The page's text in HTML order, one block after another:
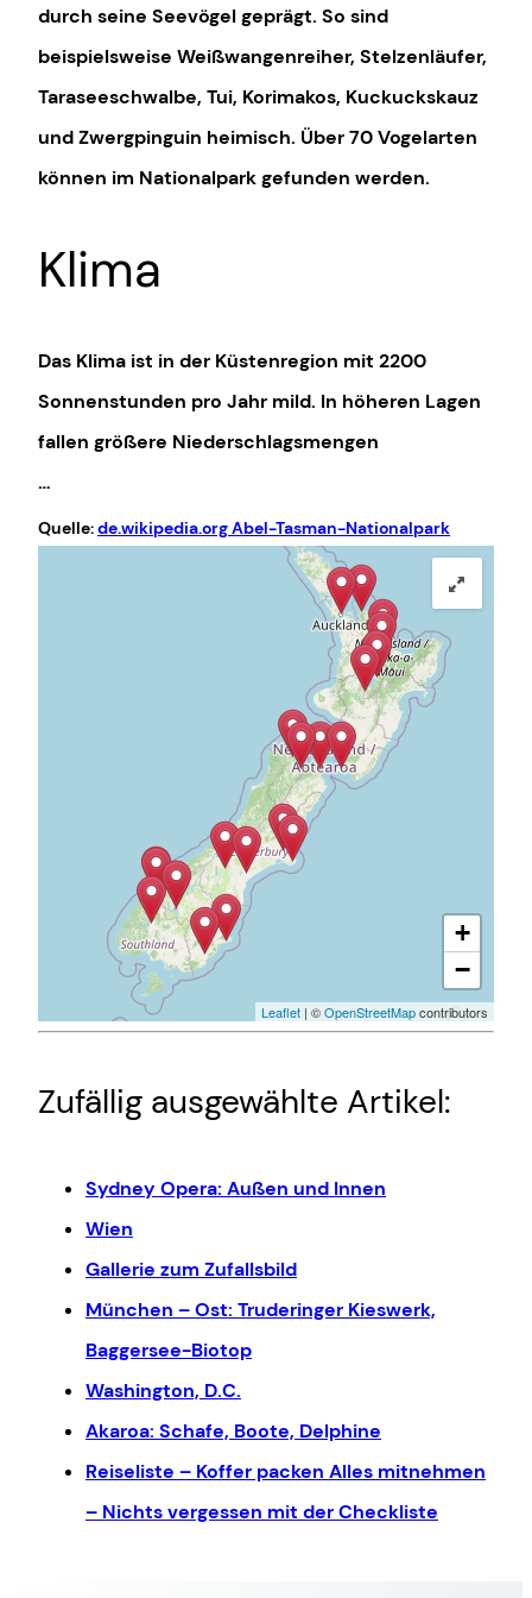
durch seine Seevögel geprägt. So sind
beispielsweise Weißwangenreiher, Stelzenläufer,
Taraseeschwalbe, Tui, Korimakos, Kuckuckskauz
und Zwergpinguin heimisch. Über 70 Vogelarten
können im Nationalpark gefunden werden.
Klima
Das Klima ist in der Küstenregion mit 2200
Sonnenstunden pro Jahr mild. In höheren Lagen
fallen größere Niederschlagsmengen
…
Quelle:de.wikipedia.org Abel-Tasman-Nationalpark
+
−
Leaflet | ©OpenStreetMapcontributors
Zufällig ausgewählte Artikel:
Sydney Opera: Außen und Innen
Wien
Gallerie zum Zufallsbild
München – Ost: Truderinger Kieswerk,
Baggersee-Biotop
Washington, D.C.
Akaroa: Schafe, Boote, Delphine
Reiseliste – Koffer packen Alles mitnehmen
– Nichts vergessen mit der Checkliste